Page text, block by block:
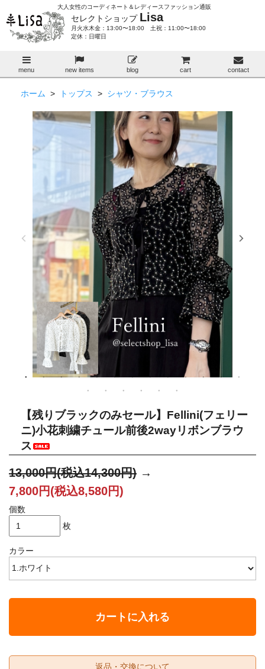
大人女性のコーディネート＆レディースファッション通販
セレクトショップ Lisa
月火水木金：13:00〜18:00 土祝：11:00〜18:00
定休：日曜日
menu new items blog cart contact
ホーム > トップス > シャツ・ブラウス
【残りブラックのみセール】Fellini(フェリー
ニ)小花刺繍チュール前後2wayリボンブラウ
ス
13,000円(税込14,300円) →
7,800円(税込8,580円)
個数
枚
カラー
カートに入れる
返品・交換について